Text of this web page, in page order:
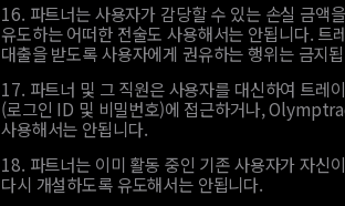
16. 파트너는 사용자가 감당할 수 있는 손실 금액
유도하는 어떠한 전술도 사용해서는 안됩니다. 트
대출을 받도록 사용자에게 권유하는 행위는 금지
17. 파트너 및 그 직원은 사용자를 대신하여 트레
(로그인 ID 및 비밀번호)에 접근하거나,
사용해서는 안됩니다.
18. 파트너는 이미 활동 중인 기존 사용자가 자신
다시 개설하도록 유도해서는 안됩니다.